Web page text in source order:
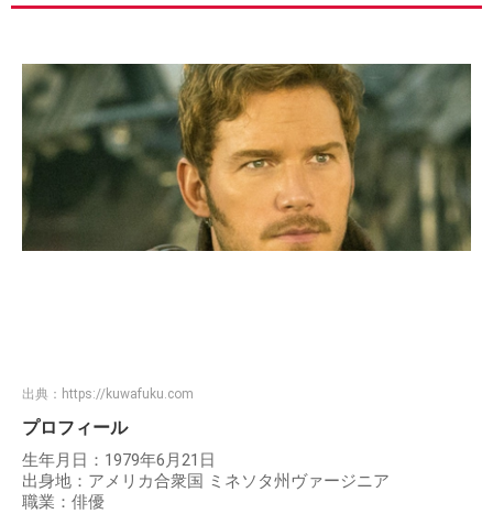
出典： https://kuwafuku.com
プロフィール
生年月日：1979年6月21日
出身地：アメリカ合衆国 ミネソタ州ヴァージニア
職業：俳優